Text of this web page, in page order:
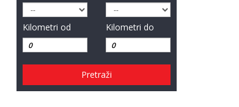
Kilometri od Kilometri do
Pretraži